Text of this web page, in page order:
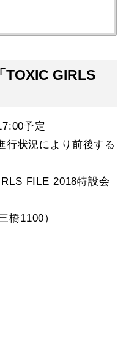
TOXIC GIRLS
予定
状況により前後する
FILE 2018特設会
橋1100）